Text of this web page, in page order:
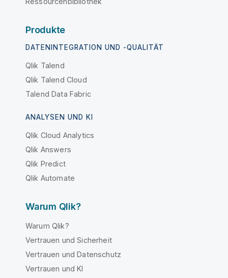
Produkte
DATENINTEGRATION UND -QUALITÄT
Qlik Talend
Qlik Talend Cloud
Talend Data Fabric
ANALYSEN UND KI
Qlik Cloud Analytics
Qlik Answers
Qlik Predict
Qlik Automate
Warum Qlik?
Warum Qlik?
Vertrauen und Sicherheit
Vertrauen und Datenschutz
Vertrauen und KI